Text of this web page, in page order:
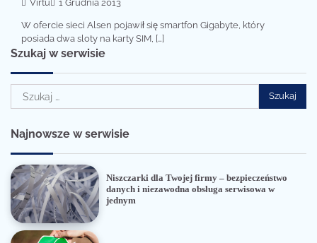
Virtu 1 Grudnia 2013
W ofercie sieci Alsen pojawił się smartfon Gigabyte, który
posiada dwa sloty na karty SIM, […]
Szukaj w serwisie
Szukaj:
Najnowsze w serwisie
Niszczarki dla Twojej firmy – bezpieczeństwo
danych i niezawodna obsługa serwisowa w
jednym